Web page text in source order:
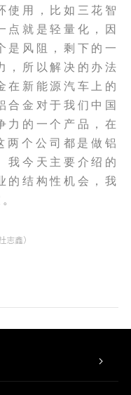
使用，比如三花智
点就是轻量化，因
是风阻，剩下的一
，所以解决的办法
在新能源汽车上的
合金对于我们中国
力的一个产品，在
两个公司都是做铝
我今天主要介绍的
的结构性机会，我
志鑫）